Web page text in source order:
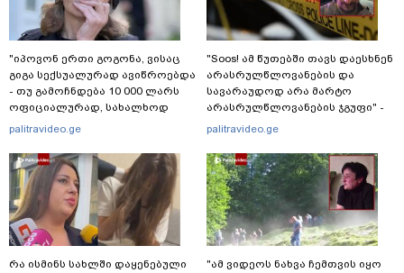
"იპოვონ ერთი გოგონა, ვისაც
გიგა სექსუალურად ავიწროებდა
- თუ გამოჩნდება 10 000 ლარს
ოფიციალურად, სახალხოდ
გადავცემ" - ეკა კუპატაძე
palitravideo.ge
რა ისმინს სახლში დაყენებული
"Soos! ამ წუთებში თავს დაესხნენ
არასრულწლოვანების და
სავარაუდოდ არა მარტო
არასრულწლოვანების ჯგუფი" -
რა ინფორმაციას ავრცელებს
palitravideo.ge
"ამ ვიდეოს ნახვა ჩემთვის იყო